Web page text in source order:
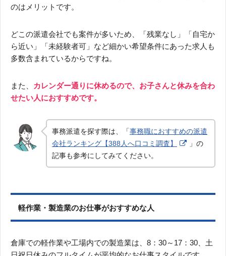
のはメリットです。
どこの派遣会社でも案件が多いため、「残業なし」「自宅か
ら近い」「未経験者可」など細かい希望条件にあった求人も
多数含まれているからですね。
また、
カレンダー通りに休めるので、お子さんと休みを合わ
せたい人におすすめです。
事務派遣を探す際は、「事務職におすすめの派遣
会社ランキング【388人へ口コミ調査】
」の
記事も参考にしてみてください。
軽作業・製造業のお仕事がおすすめな人
倉庫での軽作業や工場内での製造業は、8：30～17：30、土